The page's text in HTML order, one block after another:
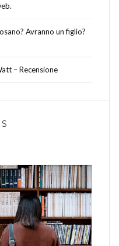
Avranno un figlio?
– Recensione